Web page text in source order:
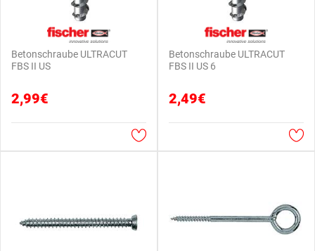
Betonschraube ULTRACUT
FBS II US
2,99€
Betonschraube ULTRACUT
FBS II US 6
2,49€